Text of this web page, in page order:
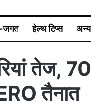
जगत हेल्थ टिप्स अन्य
तेज, 70
तैनात